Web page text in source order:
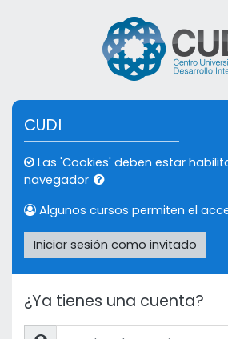
CUDI
Las 'Cookies' deben estar
navegador
Algunos cursos permiten el
Iniciar sesión como invitado
¿Ya tienes una cuenta?
Nombre de usuario